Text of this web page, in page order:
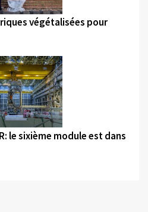
végétalisées pour
le sixième module est dans